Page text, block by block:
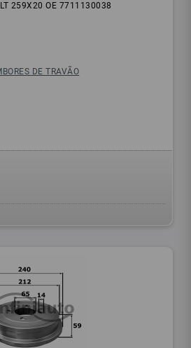
259X20 OE 7711130038
DE TRAVÃO